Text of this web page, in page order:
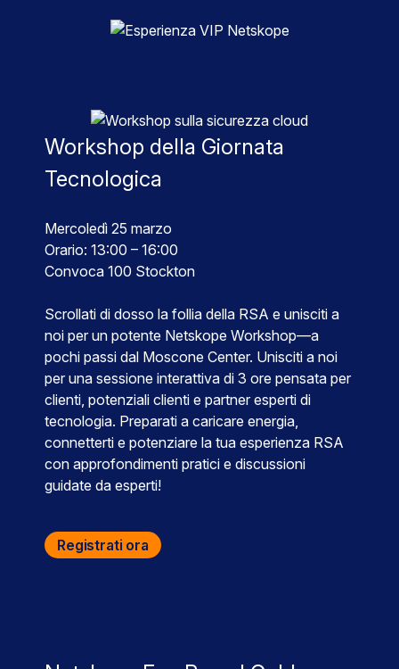
Workshop della Giornata
Tecnologica
Mercoledì 25 marzo
Orario: 13:00 – 16:00
Convoca 100 Stockton
Scrollati di dosso la follia della RSA e unisciti a
noi per un potente Netskope Workshop—a
pochi passi dal Moscone Center. Unisciti a noi
per una sessione interattiva di 3 ore pensata per
clienti, potenziali clienti e partner esperti di
tecnologia. Preparati a caricare energia,
connetterti e potenziare la tua esperienza RSA
con approfondimenti pratici e discussioni
guidate da esperti!
Registrati ora